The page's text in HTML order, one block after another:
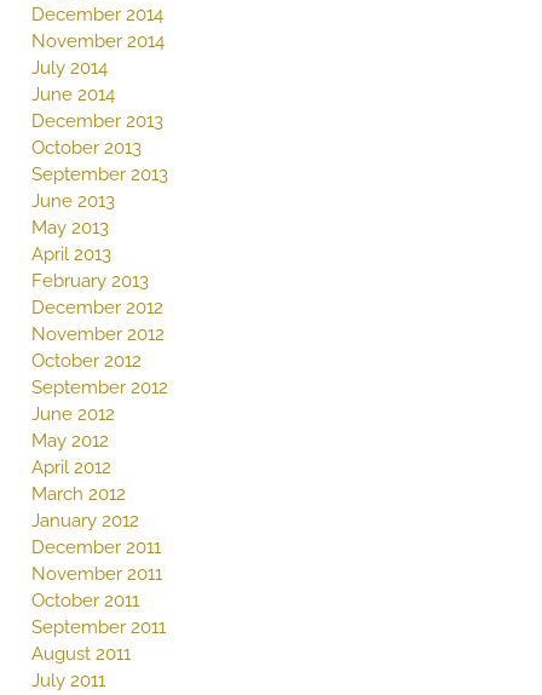
December 2014
November 2014
July 2014
June 2014
December 2013
October 2013
September 2013
June 2013
May 2013
April 2013
February 2013
December 2012
November 2012
October 2012
September 2012
June 2012
May 2012
April 2012
March 2012
January 2012
December 2011
November 2011
October 2011
September 2011
August 2011
July 2011